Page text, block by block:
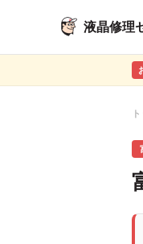
液晶修理